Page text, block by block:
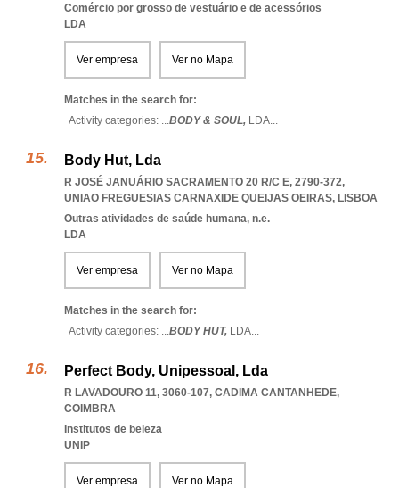
Comércio por grosso de vestuário e de acessórios
LDA
Ver empresa Ver no Mapa
Matches in the search for:
Activity categories: ...BODY & SOUL, LDA...
Body Hut, Lda
R JOSÉ JANUÁRIO SACRAMENTO 20 R/C E, 2790-372,
UNIAO FREGUESIAS CARNAXIDE QUEIJAS OEIRAS, LISBOA
Outras atividades de saúde humana, n.e.
LDA
Ver empresa Ver no Mapa
Matches in the search for:
Activity categories: ...BODY HUT, LDA...
Perfect Body, Unipessoal, Lda
R LAVADOURO 11, 3060-107, CADIMA CANTANHEDE,
COIMBRA
Institutos de beleza
UNIP
Ver empresa Ver no Mapa